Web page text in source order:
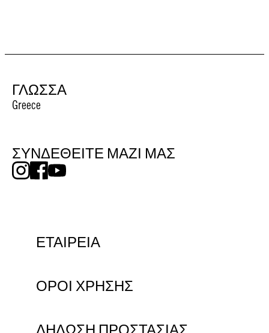
ΓΛΩΣΣΑ
Greece
ΣΥΝΔΕΘΕΙΤΕ ΜΑΖΙ ΜΑΣ
ΕΤΑΙΡΕΙΑ
ΟΡΟΙ ΧΡΗΣΗΣ
ΔΗΛΩΣΗ ΠΡΟΣΤΑΣΙΑΣ